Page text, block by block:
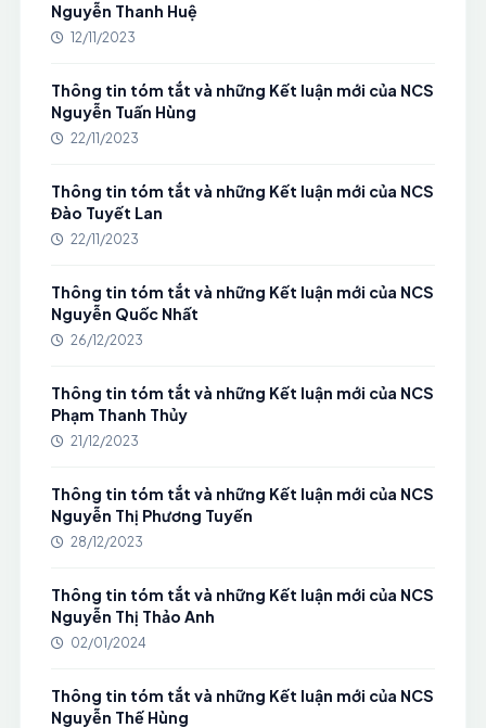
Nguyễn Thanh Huệ
12/11/2023
Thông tin tóm tắt và những Kết luận mới của NCS
Nguyễn Tuấn Hùng
22/11/2023
Thông tin tóm tắt và những Kết luận mới của NCS
Đào Tuyết Lan
22/11/2023
Thông tin tóm tắt và những Kết luận mới của NCS
Nguyễn Quốc Nhất
26/12/2023
Thông tin tóm tắt và những Kết luận mới của NCS
Phạm Thanh Thủy
21/12/2023
Thông tin tóm tắt và những Kết luận mới của NCS
Nguyễn Thị Phương Tuyến
28/12/2023
Thông tin tóm tắt và những Kết luận mới của NCS
Nguyễn Thị Thảo Anh
02/01/2024
Thông tin tóm tắt và những Kết luận mới của NCS
Nguyễn Thế Hùng